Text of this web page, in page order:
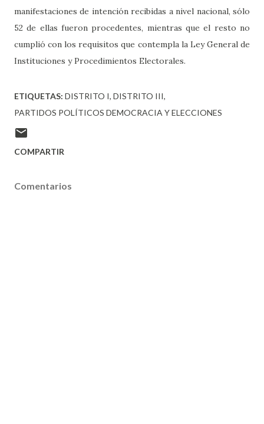
manifestaciones de intención recibidas a nivel nacional, sólo
52 de ellas fueron procedentes, mientras que el resto no
cumplió con los requisitos que contempla la Ley General de
Instituciones y Procedimientos Electorales.
ETIQUETAS: DISTRITO I DISTRITO III
PARTIDOS POLÍTICOS DEMOCRACIA Y ELECCIONES
COMPARTIR
Comentarios